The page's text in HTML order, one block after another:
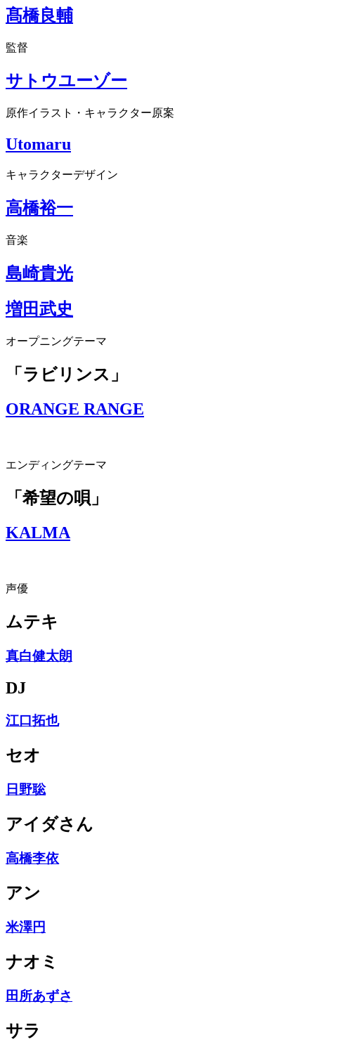
髙橋良輔
監督
サトウユーゾー
原作イラスト・キャラクター原案
Utomaru
キャラクターデザイン
高橋裕一
音楽
島崎貴光
増田武史
オープニングテーマ
「ラビリンス」
ORANGE RANGE
エンディングテーマ
「希望の唄」
KALMA
声優
ムテキ
真白健太朗
DJ
江口拓也
セオ
日野聡
アイダさん
高橋李依
アン
米澤円
ナオミ
田所あずさ
サラ